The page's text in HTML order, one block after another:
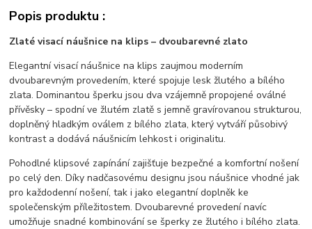
Popis produktu :
Zlaté visací náušnice na klips – dvoubarevné zlato
Elegantní visací náušnice na klips zaujmou moderním
dvoubarevným provedením, které spojuje lesk žlutého a bílého
zlata. Dominantou šperku jsou dva vzájemně propojené oválné
přívěsky – spodní ve žlutém zlatě s jemně gravírovanou strukturou,
doplněný hladkým oválem z bílého zlata, který vytváří působivý
kontrast a dodává náušnicím lehkost i originalitu.
Pohodlné klipsové zapínání zajišťuje bezpečné a komfortní nošení
po celý den. Díky nadčasovému designu jsou náušnice vhodné jak
pro každodenní nošení, tak i jako elegantní doplněk ke
společenským příležitostem. Dvoubarevné provedení navíc
umožňuje snadné kombinování se šperky ze žlutého i bílého zlata.